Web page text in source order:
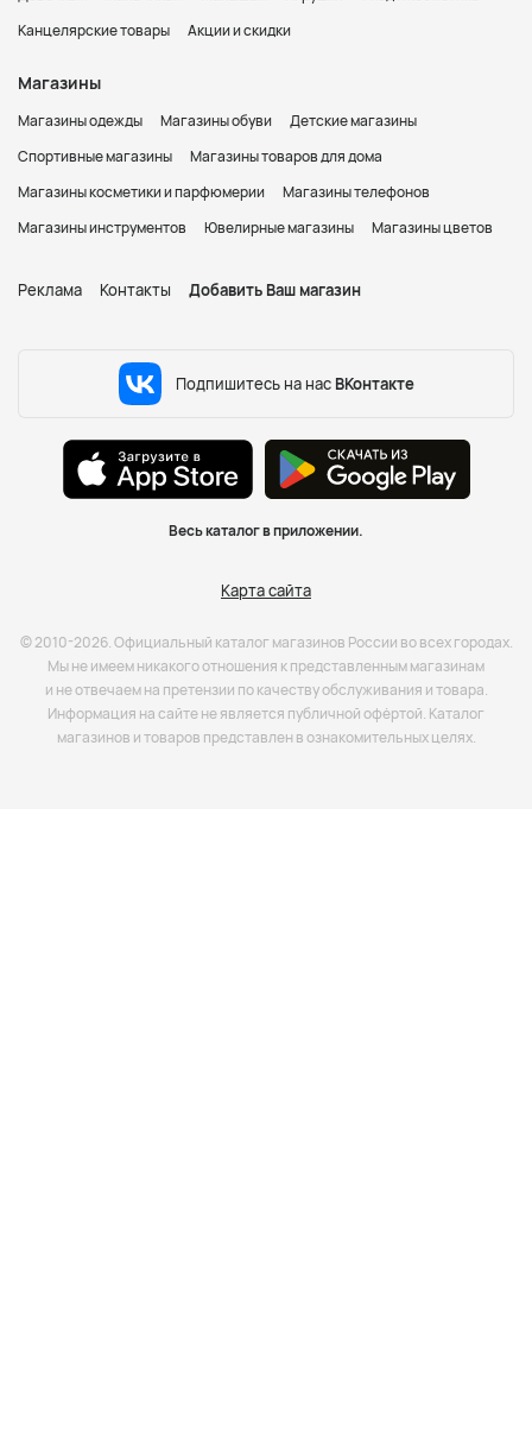
Канцелярские товары
Акции и скидки
Магазины
Магазины одежды Магазины обуви
Детские магазины
Спортивные магазины
Магазины товаров для дома
Магазины косметики и парфюмерии
Магазины телефонов
Магазины инструментов
Ювелирные магазины Магазины цветов
Реклама Контакты Добавить Ваш магазин
Подпишитесь на нас ВКонтакте
Весь каталог в приложении.
Карта сайта
© 2010-2026. Официальный каталог магазинов России во всех городах.
Мы не имеем никакого отношения к представленным магазинам
и не отвечаем на претензии по качеству обслуживания и товара.
Информация на сайте не является публичной офёртой. Каталог
магазинов и товаров представлен в ознакомительных целях.